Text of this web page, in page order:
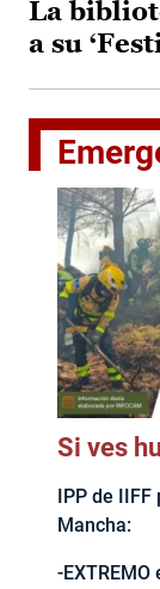
La
a su
Si ves
IPP de
Mancha:
-